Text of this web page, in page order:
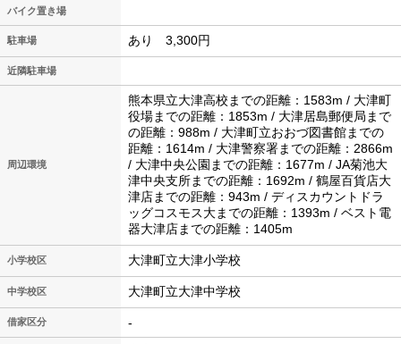
バイク置き場
駐車場 あり 3,300円
近隣駐車場
周辺環境
熊本県立大津高校までの距離：1583m / 大津町
役場までの距離：1853m / 大津居島郵便局まで
の距離：988m / 大津町立おおづ図書館までの
距離：1614m / 大津警察署までの距離：2866m
/ 大津中央公園までの距離：1677m / JA菊池大
津中央支所までの距離：1692m / 鶴屋百貨店大
津店までの距離：943m / ディスカウントドラ
ッグコスモス大までの距離：1393m / ベスト電
器大津店までの距離：1405m
小学校区 大津町立大津小学校
中学校区 大津町立大津中学校
借家区分 -